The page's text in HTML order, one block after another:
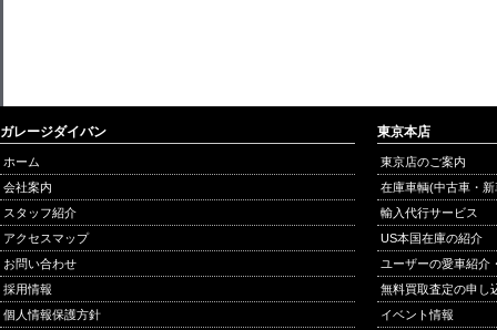
ガレージダイバン
ホーム
会社案内
スタッフ紹介
アクセスマップ
お問い合わせ
採用情報
個人情報保護方針
東京本店
東京店のご案内
在庫車輌(中古車・
輸入代行サービス
US本国在庫の紹介
ユーザーの愛車紹介
無料買取査定の申し
イベント情報